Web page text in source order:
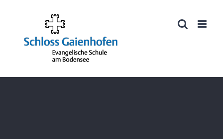
Werkzeugleiste öffnen
springen